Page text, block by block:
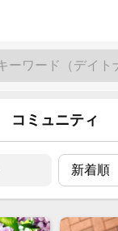
コミュニティ